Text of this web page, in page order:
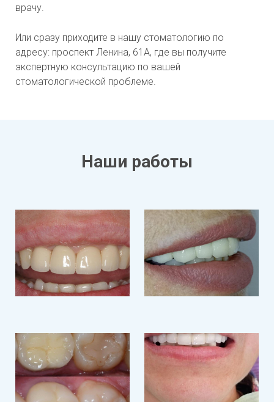
врачу.
Или сразу приходите в нашу стоматологию по
адресу: проспект Ленина, 61А, где вы получите
экспертную консультацию по вашей
стоматологической проблеме.
Наши работы